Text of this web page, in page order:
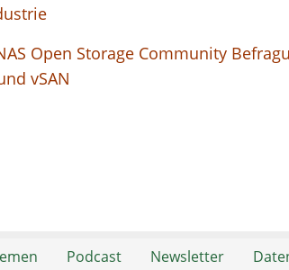
Open Storage Community
vSAN
Podcast Newsletter